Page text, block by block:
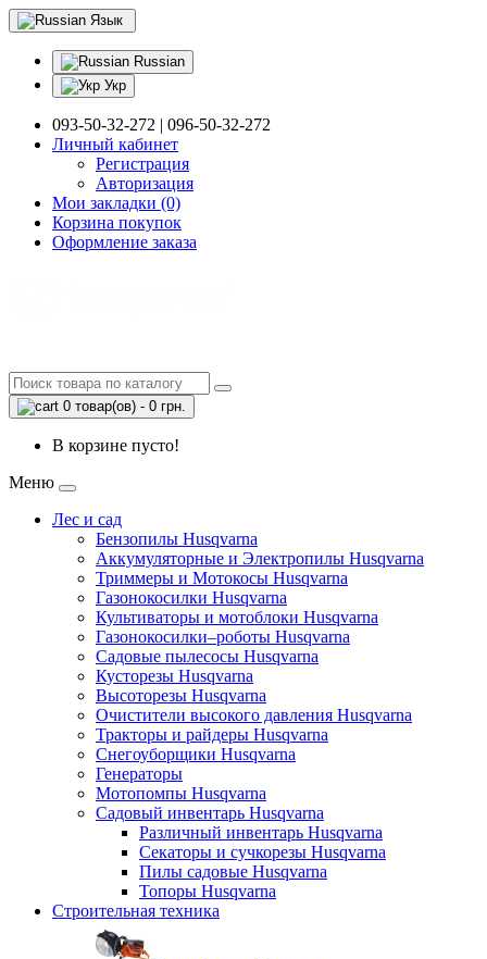
Язык
Russian
Укр
093-50-32-272 | 096-50-32-272
Личный кабинет
Регистрация
Авторизация
Мои закладки (0)
Корзина покупок
Оформление заказа
0 товар(ов) - 0 грн.
В корзине пусто!
Меню
Лес и сад
Бензопилы Husqvarna
Аккумуляторные и Электропилы Нusqvarna
Триммеры и Мотокосы Нusqvarna
Газонокосилки Husqvarna
Культиваторы и мотоблоки Husqvarna
Газонокосилки–роботы Husqvarna
Садовые пылесосы Husqvarna
Кусторезы Husqvarna
Высоторезы Husqvarna
Очистители высокого давления Husqvarna
Тракторы и райдеры Husqvarna
Снегоуборщики Husqvarna
Генераторы
Мотопомпы Husqvarna
Садовый инвентарь Husqvarna
Различный инвентарь Husqvarna
Секаторы и сучкорезы Husqvarna
Пилы садовые Husqvarna
Топоры Husqvarna
Строительная техника